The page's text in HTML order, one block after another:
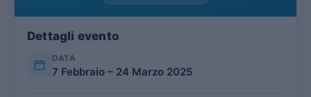
Dettagli evento
DATA
7 Febbraio – 24 Marzo 2025